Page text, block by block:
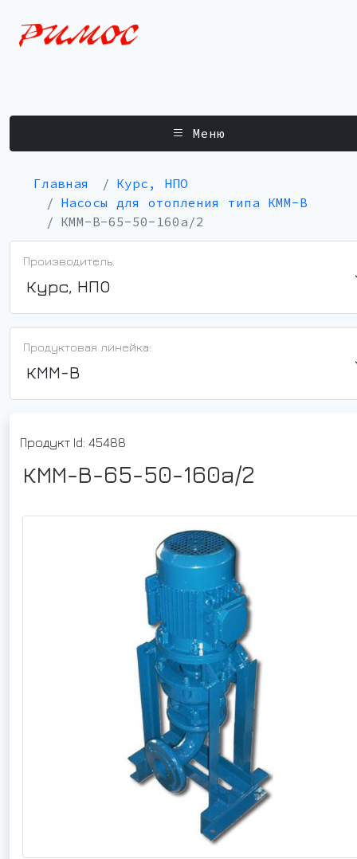
Меню
Главная
Курс, НПО
Насосы для отопления типа КММ-В
КММ-В-65-50-160а/2
Производитель:
Курс, НПО
Продуктовая линейка:
КММ-В
Продукт Id: 45488
КММ-В-65-50-160а/2